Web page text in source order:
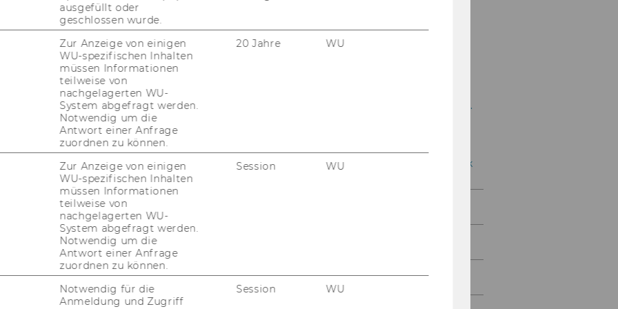
Wien die Er­hö­hung des Frau­en­an­teils
zum Ziel ge­setzt hat, wer­den qua­li­fi­
sich zu be­wer­ben. Bei glei­cher
auf­ge­nom­men. Alle Be­wer­be­rin­
er­fül­len und den An­
ent­spre­chen, sind zu Be­wer­
für Gleich­be­hand­lungs­fra­gen ein­ge­rich­
Sie unterhttp://www.wu.ac.at/struc­tu­
Stück
Mitteilungsblatt vom 18.
Mitteilungsblatt vom
25. Jänner 2017, 17. Stück
April 2017
ausgefüllt oder
geschlossen wurde.
Zur Anzeige von einigen
WU-spezifischen Inhalten
müssen Informationen
teilweise von
nachgelagerten WU-
System abgefragt werden.
Notwendig um die
Antwort einer Anfrage
zuordnen zu können.
20 Jahre WU
Zur Anzeige von einigen
WU-spezifischen Inhalten
müssen Informationen
teilweise von
nachgelagerten WU-
System abgefragt werden.
Notwendig um die
Antwort einer Anfrage
zuordnen zu können.
Session WU
Notwendig für die
Anmeldung und Zugriff
Session WU